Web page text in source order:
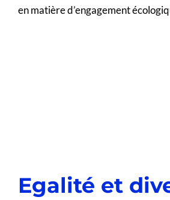
en matière d’engagement
Egalité et